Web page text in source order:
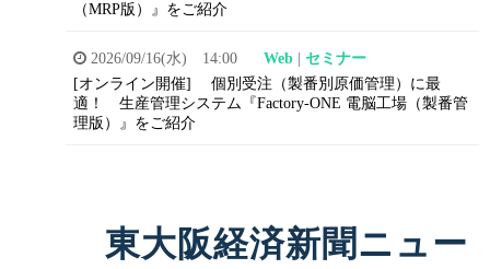
（MRP版）』をご紹介
2026/09/16(水) 14:00 Web
セミナー
[オンライン開催]
個別受注（製番別原価管理）に最
適！
生産管理システム『Factory-ONE 電脳工場（製番管
理版）』をご紹介
東大阪経済新聞ニュー